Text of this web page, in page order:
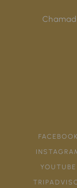
FACEBOOK
YOUTUBE